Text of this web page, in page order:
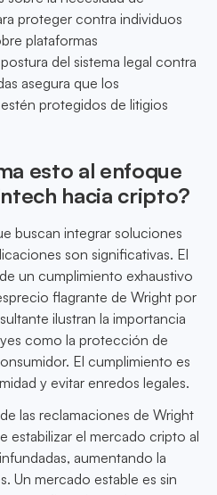
proteger contra individuos
plataformas
del sistema legal contra
asegura que los
protegidos de litigios
esto al enfoque
hacia cripto?
buscan integrar soluciones
son significativas. El
un cumplimiento exhaustivo
flagrante de Wright por
ilustran la importancia
como la protección de
El cumplimiento es
y evitar enredos legales.
las reclamaciones de Wright
estabilizar el mercado cripto al
aumentando la
Un mercado estable es sin